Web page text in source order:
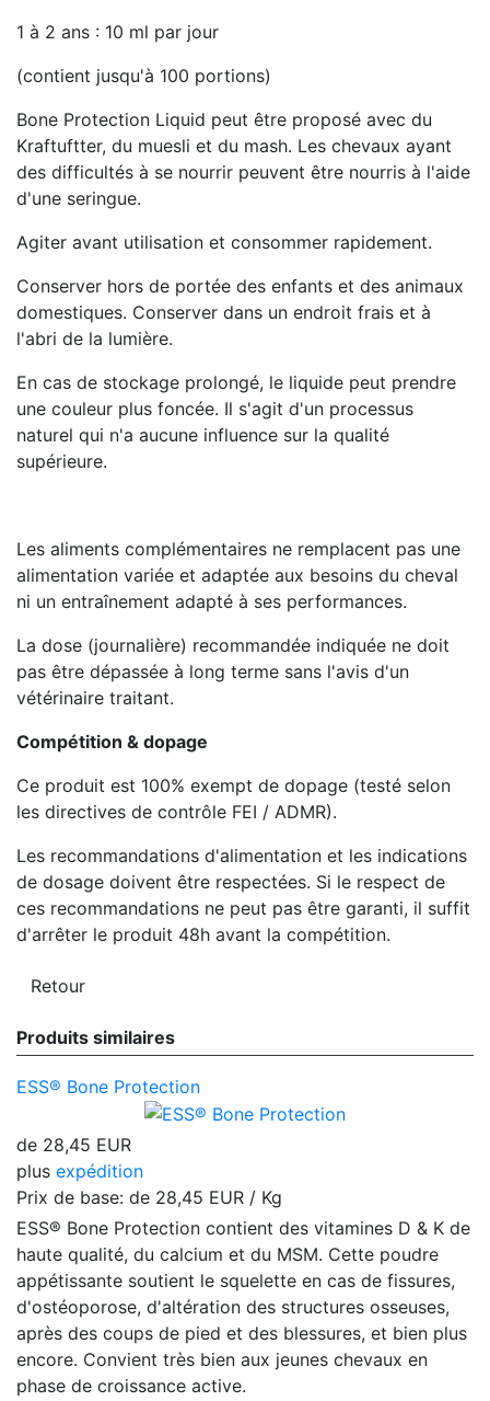
1 à 2 ans : 10 ml par jour
(contient jusqu'à 100 portions)
Bone Protection Liquid peut être proposé avec du
Kraftuftter, du muesli et du mash. Les chevaux ayant
des difficultés à se nourrir peuvent être nourris à l'aide
d'une seringue.
Agiter avant utilisation et consommer rapidement.
Conserver hors de portée des enfants et des animaux
domestiques. Conserver dans un endroit frais et à
l'abri de la lumière.
En cas de stockage prolongé, le liquide peut prendre
une couleur plus foncée. Il s'agit d'un processus
naturel qui n'a aucune influence sur la qualité
supérieure.
Les aliments complémentaires ne remplacent pas une
alimentation variée et adaptée aux besoins du cheval
ni un entraînement adapté à ses performances.
La dose (journalière) recommandée indiquée ne doit
pas être dépassée à long terme sans l'avis d'un
vétérinaire traitant.
Compétition & dopage
Ce produit est 100% exempt de dopage (testé selon
les directives de contrôle FEI / ADMR).
Les recommandations d'alimentation et les indications
de dosage doivent être respectées. Si le respect de
ces recommandations ne peut pas être garanti, il suffit
d'arrêter le produit 48h avant la compétition.
Produits similaires
ESS® Bone Protection
de 28,45 EUR
plus expédition
Prix de base: de 28,45 EUR / Kg
ESS® Bone Protection contient des vitamines D & K de
haute qualité, du calcium et du MSM. Cette poudre
appétissante soutient le squelette en cas de fissures,
d'ostéoporose, d'altération des structures osseuses,
après des coups de pied et des blessures, et bien plus
encore. Convient très bien aux jeunes chevaux en
phase de croissance active.